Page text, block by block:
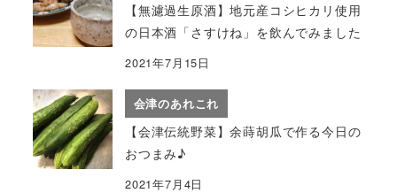
【無濾過生原酒】地元産コシヒカリ使用
の日本酒「さすけね」を飲んでみました
2021年7月15日
会津のあれこれ
【会津伝統野菜】余蒔胡瓜で作る今日の
おつまみ♪
2021年7月4日